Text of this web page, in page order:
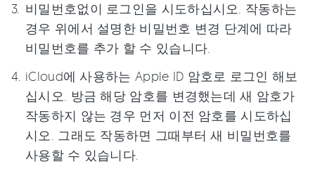
비밀번호없이 로그인을 시도하십시오. 작동하는
경우 위에서 설명한 비밀번호 변경 단계에 따라
비밀번호를 추가 할 수 있습니다.
iCloud에 사용하는 Apple ID 암호로 로그인 해보
십시오. 방금 해당 암호를 변경했는데 새 암호가
작동하지 않는 경우 먼저 이전 암호를 시도하십
시오. 그래도 작동하면 그때부터 새 비밀번호를
사용할 수 있습니다.